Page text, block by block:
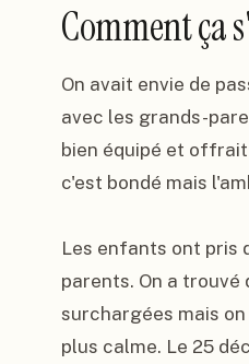
Comment ça
On avait envie de
avec les grands-
bien équipé et
c'est bondé mais
Les enfants ont pris
parents. On a
surchargées mais
plus calme. Le 25